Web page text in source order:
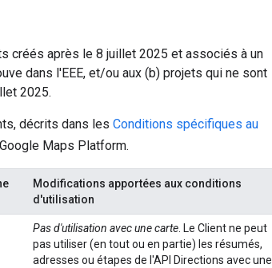
créés après le 8 juillet 2025 et associés à un
dans l'EEE, et/ou aux (b) projets qui ne sont
2025.
décrits dans les Conditions spécifiques au
Maps Platform.
Modifications apportées aux conditions
d'utilisation
Pas d'utilisation avec une carte . Le Client ne peut
pas utiliser (en tout ou en partie) les résumés,
adresses ou étapes de l'API Directions avec une